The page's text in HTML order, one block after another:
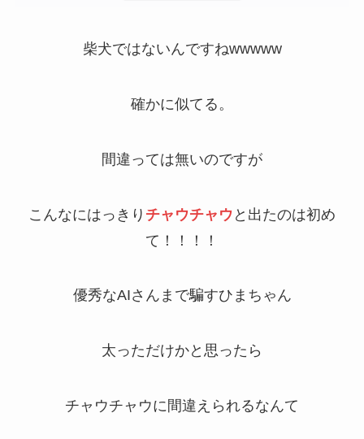
柴犬ではないんですねwwwww
確かに似てる。
間違っては無いのですが
こんなにはっきり チャウチャウ と出たのは初め
て！！！！
優秀なAIさんまで騙すひまちゃん
太っただけかと思ったら
チャウチャウに間違えられるなんて